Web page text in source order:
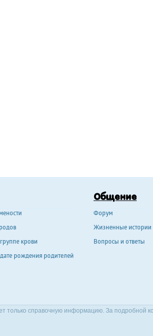
крови
рождения родителей
Общение
Форум
Жизненные истории
Вопросы и ответы
только справочную информацию. За подробной